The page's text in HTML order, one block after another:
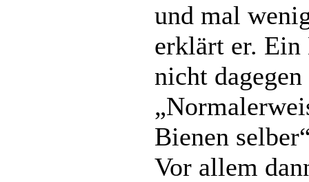
und mal
erklärt er.
nicht dagegen
Bienen
Vor allem